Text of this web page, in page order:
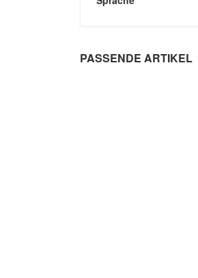
PASSENDE ARTIKEL